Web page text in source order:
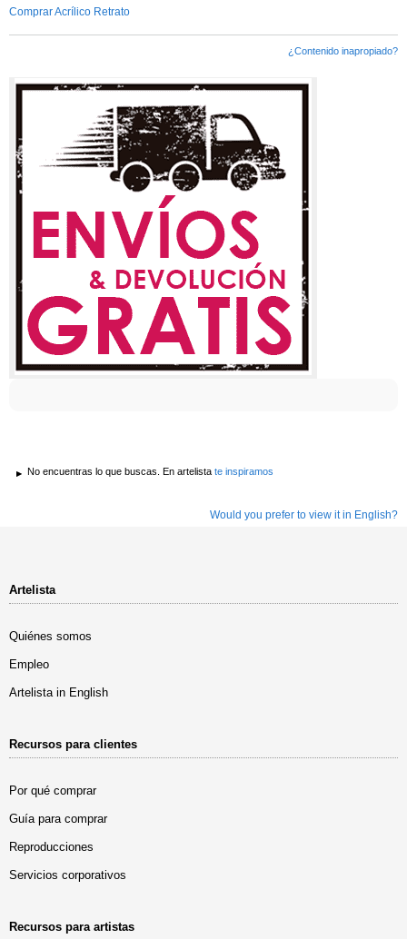
Comprar Acrílico Retrato
¿Contenido inapropiado?
No encuentras lo que buscas. En artelista te inspiramos
Would you prefer to view it in English?
Artelista
Quiénes somos
Empleo
Artelista in English
Recursos para clientes
Por qué comprar
Guía para comprar
Reproducciones
Servicios corporativos
Recursos para artistas